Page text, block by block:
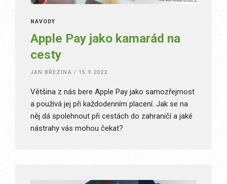
NÁVODY
Apple Pay jako kamarád na
cesty
JAN BŘEZINA / 15.9.2022
Většina z nás bere Apple Pay jako samozřejmost
a používá jej při každodenním placení. Jak se na
něj dá spolehnout při cestách do zahraničí a jaké
nástrahy vás mohou čekat?